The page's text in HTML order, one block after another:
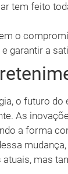
tem feito
o
garantir a
o futuro
As
a forma
mas